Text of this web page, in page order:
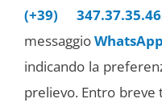
(+39)
messaggioWhatsApp
indicando la
prelievo. Entro